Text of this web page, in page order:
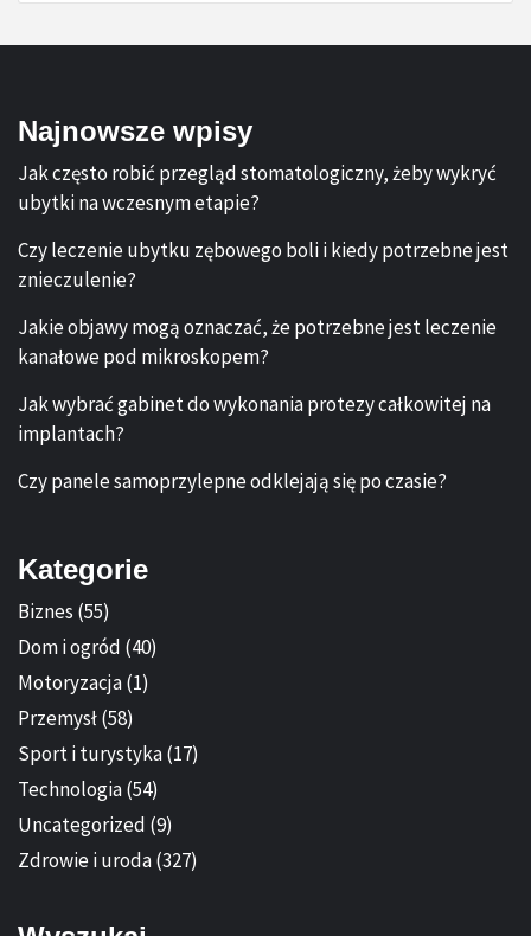
Najnowsze wpisy
Jak często robić przegląd stomatologiczny, żeby wykryć
ubytki na wczesnym etapie?
Czy leczenie ubytku zębowego boli i kiedy potrzebne jest
znieczulenie?
Jakie objawy mogą oznaczać, że potrzebne jest leczenie
kanałowe pod mikroskopem?
Jak wybrać gabinet do wykonania protezy całkowitej na
implantach?
Czy panele samoprzylepne odklejają się po czasie?
Kategorie
Biznes (55)
Dom i ogród (40)
Motoryzacja(1)
Przemysł(58)
Sport i turystyka(17)
Technologia(54)
Uncategorized (9)
Zdrowie i uroda(327)